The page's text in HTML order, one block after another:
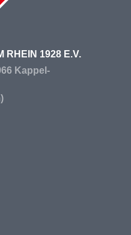
RHEIN 1928 E.V.
Kappel-